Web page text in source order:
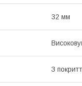
32 мм
З